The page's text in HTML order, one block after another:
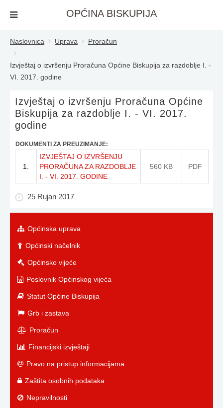
OPĆINA BISKUPIJA
Naslovnica Uprava Proračun
Izvještaj o izvršenju Proračuna Općine Biskupija za razdoblje I. -
VI. 2017. godine
Izvještaj o izvršenju Proračuna Općine
Biskupija za razdoblje I. - VI. 2017.
godine
DOKUMENTI ZA PREUZIMANJE:
1.
IZVJEŠTAJ O IZVRŠENJU
PRORAČUNA ZA RAZDOBLJE
I. - VI. 2017. GODINE
560 KB PDF
25 Rujan 2017
Općinska uprava
Općinski načelnik
Općinsko vijeće
Poslovnik Općinskog vijeća
Statut Općine Biskupija
Grb i zastava
Proračun
Financijski izvještaji
Pravo na pristup informacijama
Zaštita osobnih podataka
Nepravilnosti